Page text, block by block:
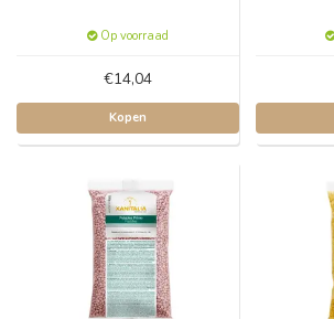
Op voorraad
€14,04
Kopen